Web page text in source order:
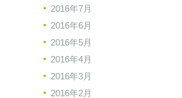
2016年7月
2016年6月
2016年5月
2016年4月
2016年3月
2016年2月